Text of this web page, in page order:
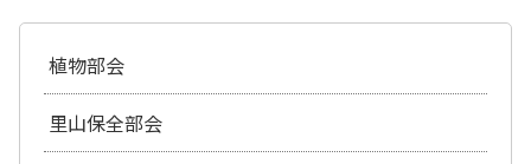
植物部会
里山保全部会